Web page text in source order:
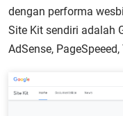
dengan performa
Site Kit sendiri adalah
AdSense,